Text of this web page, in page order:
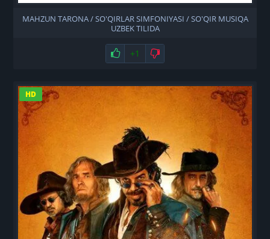
MAHZUN TARONA / SO'QIRLAR SIMFONIYASI / SO'QIR MUSIQA
UZBEK TILIDA
Нравится
+1 Не нравится
HD